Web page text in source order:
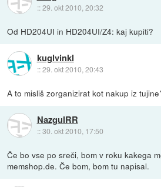
::29. okt 2010, 20:32
Od HD204UI in HD204UI/Z4: kaj kupiti?
kuglvinkl
::29. okt 2010, 20:43
A to misliš zorganizirat kot nakup iz
NazgulRR
::30. okt 2010, 17:50
Če bo vse po sreči, bom v roku kakega
memshop.de. Če bom, bom tu napisal.